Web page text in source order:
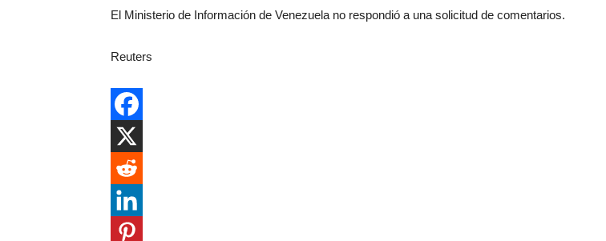
El Ministerio de Información de Venezuela no respondió a una solicitud de comentarios.
Reuters